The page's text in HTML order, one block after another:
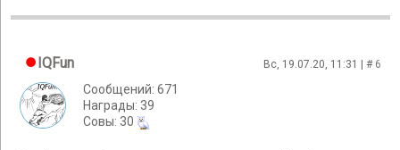
IQFun Вс, 19.07.20, 11:31 | # 6
Сообщений: 671
Награды: 39
Cовы: 30